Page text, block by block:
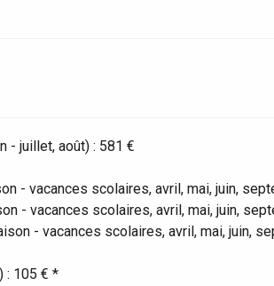
- juillet, août) : 581 €
- vacances scolaires, avril, mai, juin,
- vacances scolaires, avril, mai, juin,
- vacances scolaires, avril, mai, juin,
: 105 € *